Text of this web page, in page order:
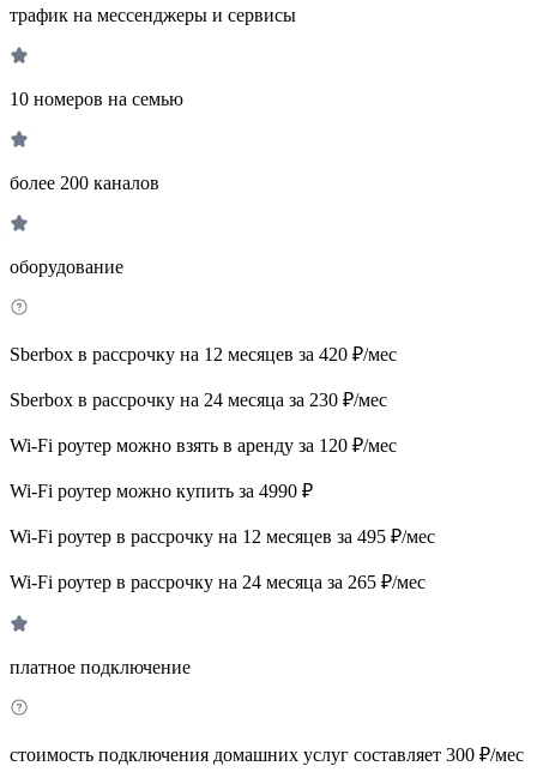
трафик на мессенджеры и сервисы
10 номеров на семью
более 200 каналов
оборудование
Sberbox в рассрочку на 12 месяцев за 420 ₽/мес
Sberbox в рассрочку на 24 месяца за 230 ₽/мес
Wi-Fi роутер можно взять в аренду за 120 ₽/мес
Wi-Fi роутер можно купить за 4990 ₽
Wi-Fi роутер в рассрочку на 12 месяцев за 495 ₽/мес
Wi-Fi роутер в рассрочку на 24 месяца за 265 ₽/мес
платное подключение
стоимость подключения домашних услуг составляет 300 ₽/мес